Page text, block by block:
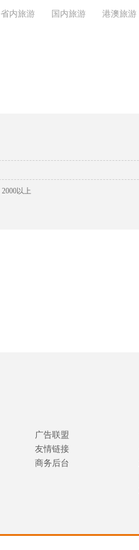
省内旅游 国内旅游 港澳旅游
2000以上
广告联盟
友情链接
商务后台